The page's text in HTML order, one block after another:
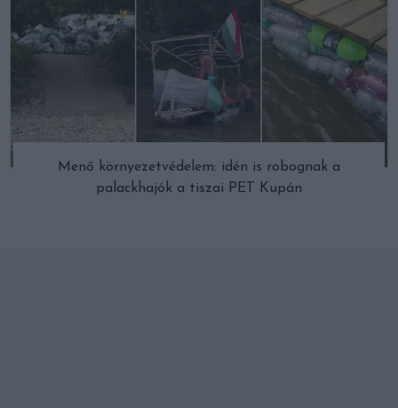
Menő környezetvédelem: idén is robognak a
palackhajók a tiszai PET Kupán